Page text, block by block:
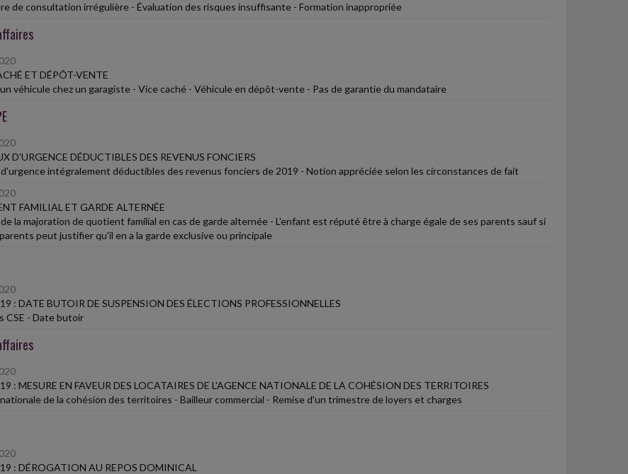
de consultation irrégulière - Évaluation des risques insuffisante - Formation inappropriée
ET DÉPÔT-VENTE
véhicule chez un garagiste - Vice caché - Véhicule en dépôt-vente - Pas de garantie du mandataire
D'URGENCE DÉDUCTIBLES DES REVENUS FONCIERS
d'urgence intégralement déductibles des revenus fonciers de 2019 - Notion appréciée selon les circonstances de fait
FAMILIAL ET GARDE ALTERNÉE
la majoration de quotient familial en cas de garde alternée - L'enfant est réputé être à charge égale de ses parents sauf si
peut justifier qu'il en a la garde exclusive ou principale
: DATE BUTOIR DE SUSPENSION DES ÉLECTIONS PROFESSIONNELLES
CSE - Date butoir
: MESURE EN FAVEUR DES LOCATAIRES DE L'AGENCE NATIONALE DE LA COHÉSION DES TERRITOIRES
de la cohésion des territoires - Bailleur commercial - Remise d'un trimestre de loyers et charges
: DÉROGATION AU REPOS DOMINICAL